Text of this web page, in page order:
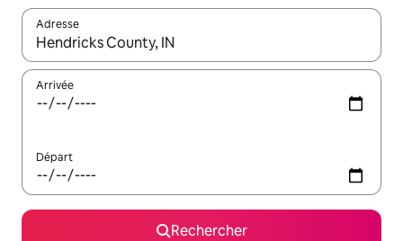
Adresse
Lorsque les résultats s'affichent, utilisez les flèches vers le
Arrivée
Départ
Rechercher